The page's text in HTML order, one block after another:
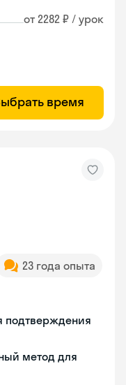
от 2282 ₽ / урок
время
23 года опыта
подтверждения
метод для